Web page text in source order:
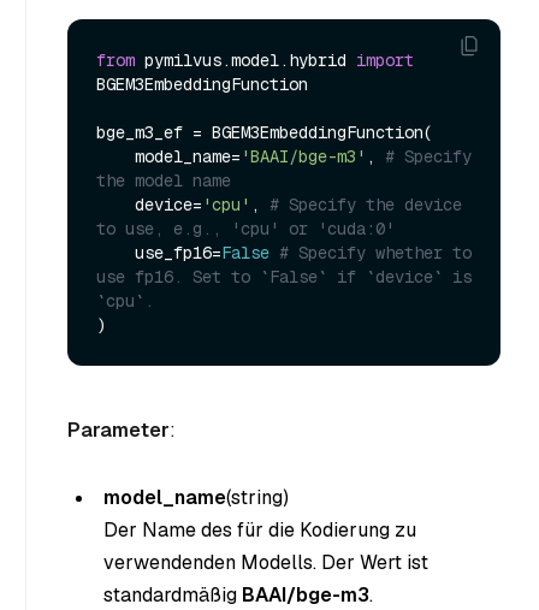
from pymilvus.model.hybrid import
BGEM3EmbeddingFunction
bge_m3_ef = BGEM3EmbeddingFunction(
    model_name=
'BAAI/bge-m3' , # Specify
the model name
    device=
'cpu' , # Specify the device
to use, e.g., 'cpu' or 'cuda:0'
    use_fp16=
False # Specify whether to
use fp16. Set to `False` if `device` is
`cpu`.
Parameter:
model_name(string)
Der Name des für die Kodierung zu
verwendenden Modells. Der Wert ist
standardmäßig BAAI/bge-m3.